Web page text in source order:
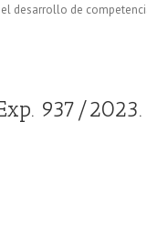
el desarrollo de
937/